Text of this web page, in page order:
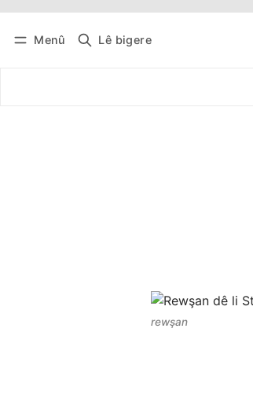
Menû Lê bigere
Têkevê Bûltena belaş bistîne
rewşan